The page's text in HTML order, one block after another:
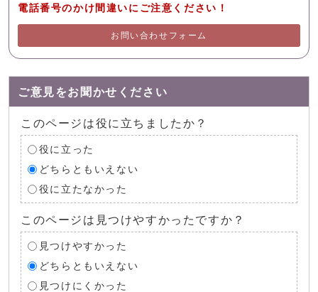
電話番号のかけ間違いにご注意ください！
お問い合わせフォーム
ご意見をお聞かせください
このページは役に立ちましたか？
役に立った
どちらともいえない
役に立たなかった
このページは見つけやすかったですか？
見つけやすかった
どちらともいえない
見つけにくかった